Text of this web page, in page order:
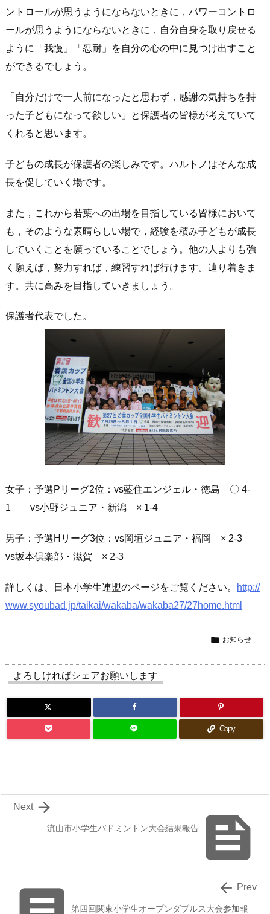
ントロールが思うようにならないときに，パワーコントロ
ールが思うようにならないときに，自分自身を取り戻せる
ように「我慢」「忍耐」を自分の心の中に見つけ出すこと
ができるでしょう。
「自分だけで一人前になったと思わず，感謝の気持ちを持
った子どもになって欲しい」と保護者の皆様が考えていて
くれると思います。
子どもの成長が保護者の楽しみです。ハルトノはそんな成
長を促していく場です。
また，これから若葉への出場を目指している皆様において
も，そのような素晴らしい場で，経験を積み子どもが成長
していくことを願っていることでしょう。他の人よりも強
く願えば，努力すれば，練習すれば行けます。辿り着きま
す。共に高みを目指していきましょう。
保護者代表でした。
女子：予選Pリーグ2位：vs藍住エンジェル・徳島 〇 4-
1 vs小野ジュニア・新潟 × 1-4
男子：予選Hリーグ3位：vs岡垣ジュニア・福岡 × 2-3
vs坂本倶楽部・滋賀 × 2-3
詳しくは、日本小学生連盟のページをご覧ください。
http://
www.syoubad.jp/taikai/wakaba/wakaba27/27home.html
 お知らせ
よろしければシェアお願いします
Copy

流山市小学生バドミントン大会結果報告

Next
第四回関東小学生オープンダブルス大会参加報
 Prev